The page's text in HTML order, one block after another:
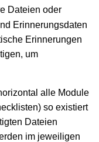
Dateien oder
Erinnerungsdaten
Erinnerungen
um
alle Module
so existiert
Dateien
im jeweiligen